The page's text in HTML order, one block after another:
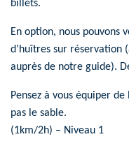
billets.
En option, nous pouvons
d’huîtres sur
auprès de notre guide).
Pensez à vous équiper
pas le sable.
(1km/2h) – Niveau 1